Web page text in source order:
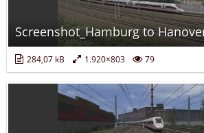
284,07 kB 1.920×803 79